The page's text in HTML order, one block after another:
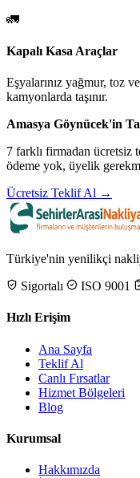
🚛
Kapalı Kasa Araçlar
Eşyalarınız yağmur, toz
kamyonlarda taşınır.
Amasya Göynücek'in
7 farklı firmadan ücretsiz
ödeme yok, üyelik
Ücretsiz Teklif Al →
Türkiye'nin yenilikçi
Sigortalı
ISO 9001
Hızlı Erişim
Ana Sayfa
Teklif Al
Canlı Fırsatlar
Hizmet Bölgeleri
Blog
Kurumsal
Hakkımızda